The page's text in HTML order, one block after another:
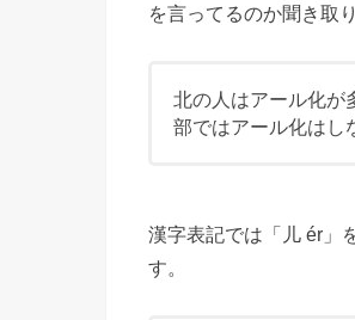
を言ってるのか聞き取
北の人はアール化が
部ではアール化はし
漢字表記では「儿 ér」
す。